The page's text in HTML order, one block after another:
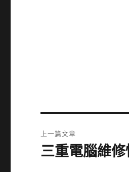
章
上一篇文章
上
三重電腦維